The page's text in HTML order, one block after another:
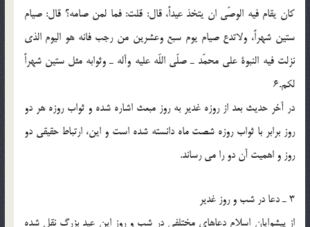
کان یقام فیه الوصّی ان یتخذ عیداً، قال: قلت: فما لمن صامه؟ قال: صیام
ستین شهراً، ولاتدع صیام یوم سبع وعشرین من رجب فانه هو الیوم الذی
نزلت فیه النبوة علی محمّد ـ صلّی اللّه علیه وآله ـ وثوابه مثل ستین شهراً
لکم.6
در آخر حدیث بعد از روزه غدیر به روز مبعث اشاره شده و ثواب روزه هر دو
روز برابر با ثواب روزه شصت ماه دانسته شده است و این، ارتباط حقیقی دو
روز و اهمیت آن دو را می رساند.
3 ـ دعا در شب و روز غدیر
از پیشوایان اسلام دعاهای مختلفی در شب و روز این عید بزرگ نقل شده